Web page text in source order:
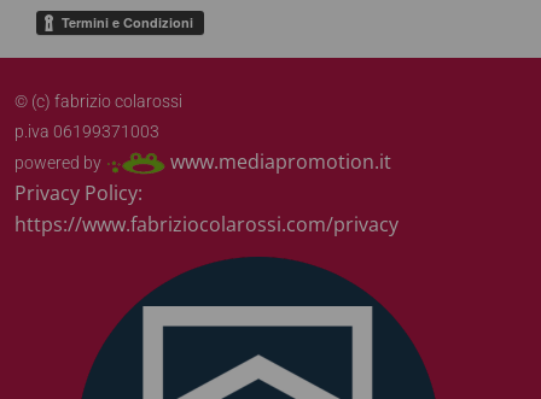
© (c) fabrizio colarossi
p.iva 06199371003
powered by
www.mediapromotion.it
Privacy Policy:
https://www.fabriziocolarossi.com/privacy